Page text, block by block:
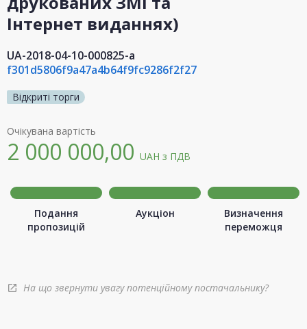
Інтернет виданнях)
UA-2018-04-10-000825-a
f301d5806f9a47a4b64f9fc9286f2f27
Відкриті торги
Очікувана вартість
2 000 000,00 UAH з ПДВ
Подання
пропозицій
Аукціон
Визначення
переможця
open_in_new На що звернути увагу потенційному постачальнику?